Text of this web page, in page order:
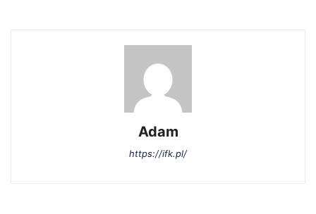
Adam
https://ifk.pl/